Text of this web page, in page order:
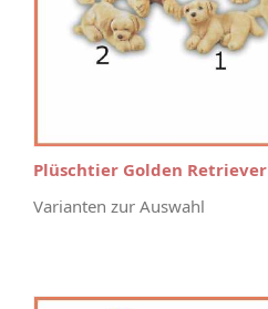
Plüschtier Golden Retriever
Varianten zur Auswahl